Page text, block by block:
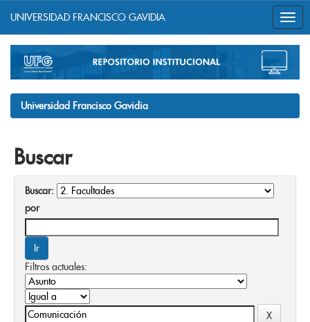
navigation
UNIVERSIDAD FRANCISCO GAVIDIA
Universidad Francisco Gavidia
Buscar
Buscar:
por
Filtros actuales: